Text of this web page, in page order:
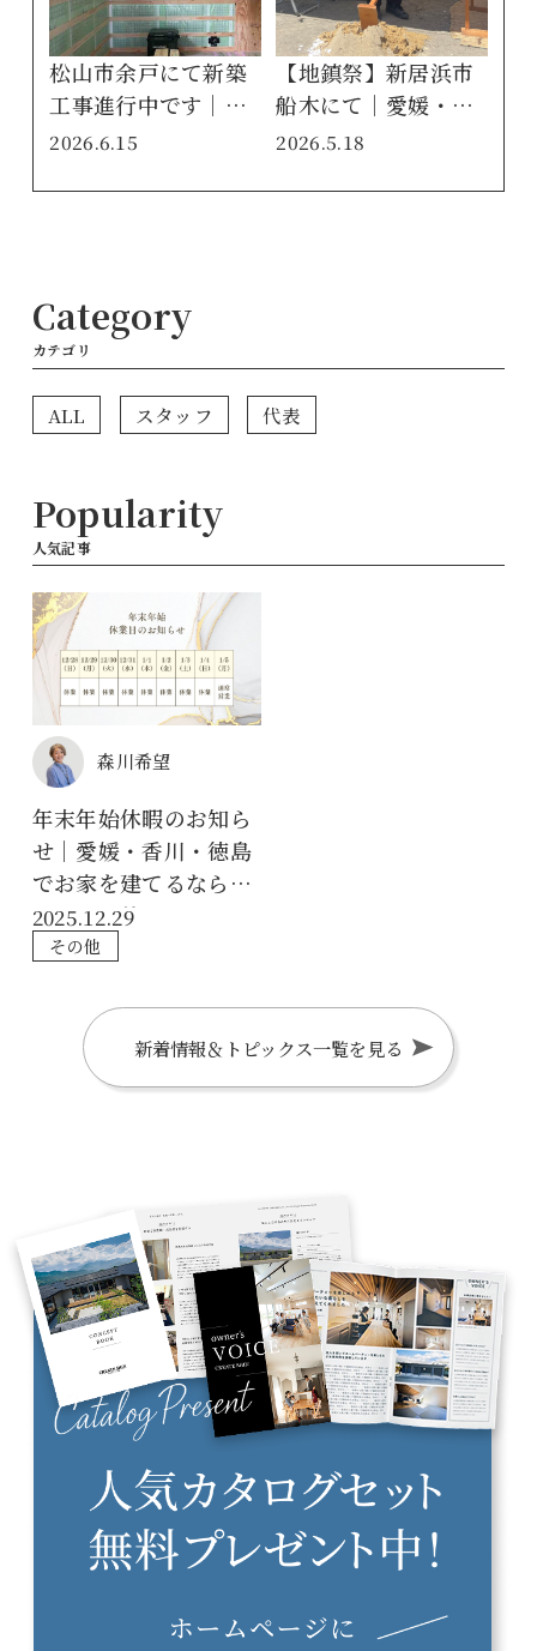
松山市余戸にて新築
工事進行中です｜愛
媛・香川・徳島でお
エイト伸
2026.6.15
【地鎮祭】新居浜市
船木にて｜愛媛・香
川・徳島でお家を建
伸
2026.5.18
Category
カテゴリ
ALL スタッフ 代表
Popularity
人気記事
森川希望
年末年始休暇のお知ら
せ｜愛媛・香川・徳島
でお家を建てるならク
リエイト伸
2025.12.29
その他
新着情報＆トピックス一覧を見る